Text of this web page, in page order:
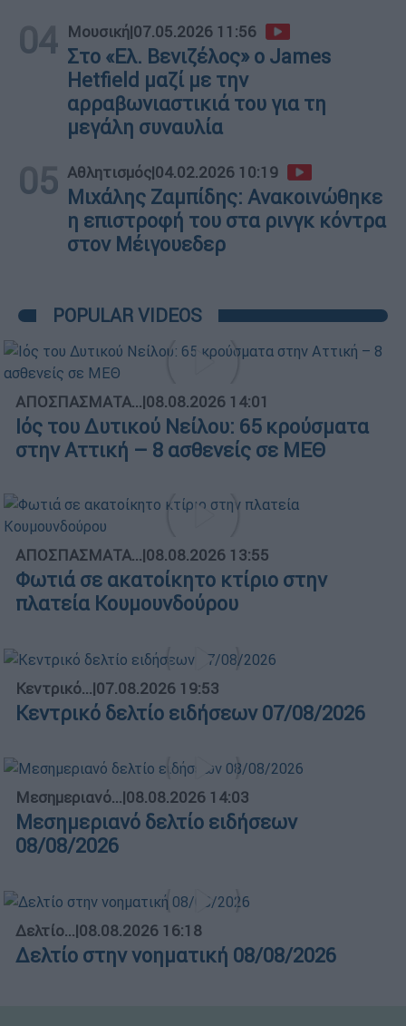
04 Μουσική|07.05.2026 11:56
Στo «Ελ. Βενιζέλος» ο James
Hetfield μαζί με την
αρραβωνιαστικιά του για τη
μεγάλη συναυλία
05 Αθλητισμός|04.02.2026 10:19
Μιχάλης Ζαμπίδης: Ανακοινώθηκε
η επιστροφή του στα ρινγκ κόντρα
στον Μέιγουεδερ
POPULAR VIDEOS
ΑΠΟΣΠΑΣΜΑΤΑ...|08.08.2026 14:01
Ιός του Δυτικού Νείλου: 65 κρούσματα
στην Αττική – 8 ασθενείς σε ΜΕΘ
ΑΠΟΣΠΑΣΜΑΤΑ...|08.08.2026 13:55
Φωτιά σε ακατοίκητο κτίριο στην
πλατεία Κουμουνδούρου
Κεντρικό...|07.08.2026 19:53
Κεντρικό δελτίο ειδήσεων 07/08/2026
Μεσημεριανό...|08.08.2026 14:03
Μεσημεριανό δελτίο ειδήσεων
08/08/2026
Δελτίο...|08.08.2026 16:18
Δελτίο στην νοηματική 08/08/2026